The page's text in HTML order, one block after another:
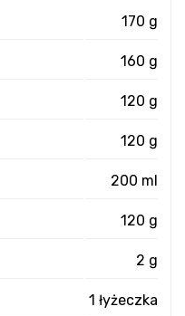
170 g
160 g
120 g
120 g
200 ml
120 g
2 g
1 łyżeczka